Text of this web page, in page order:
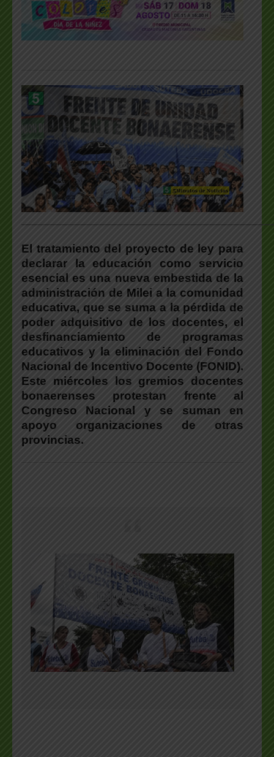
El tratamiento del proyecto de ley para
declarar la educación como servicio
esencial es una nueva embestida de la
administración de Milei a la comunidad
educativa, que se suma a la pérdida de
poder adquisitivo de los docentes, el
desfinanciamiento de programas
educativos y la eliminación del Fondo
Nacional de Incentivo Docente (FONID).
Este miércoles los gremios docentes
bonaerenses protestan frente al
Congreso Nacional y se suman en
apoyo organizaciones de otras
provincias.